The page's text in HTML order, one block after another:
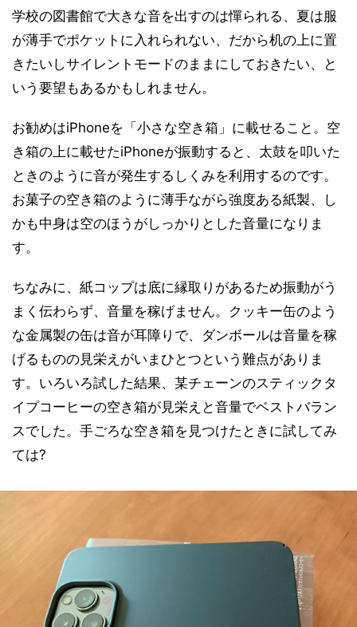
学校の図書館で大きな音を出すのは憚られる、夏は服
が薄手でポケットに入れられない、だから机の上に置
きたいしサイレントモードのままにしておきたい、と
いう要望もあるかもしれません。
お勧めはiPhoneを「小さな空き箱」に載せること。空
き箱の上に載せたiPhoneが振動すると、太鼓を叩いた
ときのように音が発生するしくみを利用するのです。
お菓子の空き箱のように薄手ながら強度ある紙製、し
かも中身は空のほうがしっかりとした音量になりま
す。
ちなみに、紙コップは底に縁取りがあるため振動がう
まく伝わらず、音量を稼げません。クッキー缶のよう
な金属製の缶は音が耳障りで、ダンボールは音量を稼
げるものの見栄えがいまひとつという難点がありま
す。いろいろ試した結果、某チェーンのスティックタ
イプコーヒーの空き箱が見栄えと音量でベストバラン
スでした。手ごろな空き箱を見つけたときに試してみ
ては?